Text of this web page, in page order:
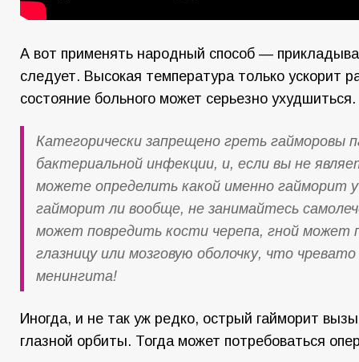
А вот применять народный способ —
следует. Высокая температура только ускорит
состояние больного может серьезно ухудшиться.
Категорически запрещено греть гайморовы
бактериальной инфекции, и, если вы не
можете определить какой именно гайморит
гайморит ли вообще, не занимайтесь
может повредить кости черепа, гной может
глазницу или мозговую оболочку, что
менингита!
Иногда, и не так уж редко, острый гайморит
глазной орбиты. Тогда может потребоваться